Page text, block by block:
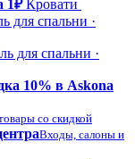
1₽ Кровати
для спальни ·
для спальни ·
10% в Askona
со скидкой
Входы, салоны и